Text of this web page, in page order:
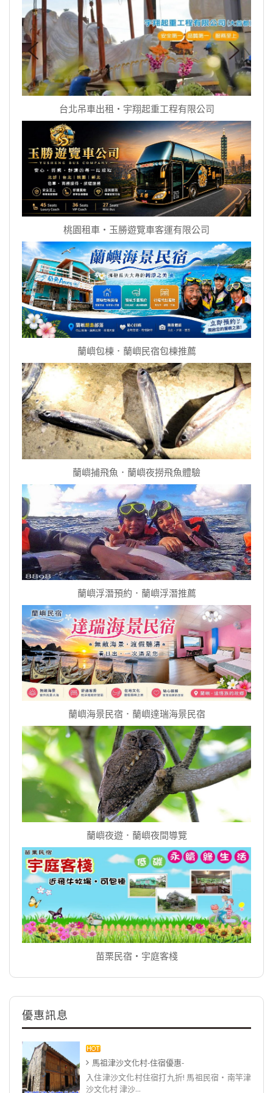
台北吊車出租‧宇翔起重工程有限公司
桃園租車‧玉勝遊覽車客運有限公司
蘭嶼包棟．蘭嶼民宿包棟推薦
蘭嶼捕飛魚．蘭嶼夜撈飛魚體驗
蘭嶼浮潛預約．蘭嶼浮潛推薦
蘭嶼海景民宿．蘭嶼達瑞海景民宿
蘭嶼夜遊．蘭嶼夜間導覽
苗栗民宿‧宇庭客棧
優惠訊息
馬祖津沙文化村-住宿優惠-
入住津沙文化村住宿打九折! 馬祖民宿‧南竿津
沙文化村 津沙...